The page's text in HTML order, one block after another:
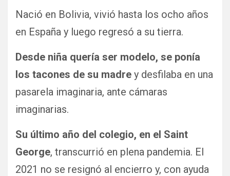
Nació en Bolivia, vivió hasta los ocho años
en España y luego regresó a su tierra.
Desde niña quería ser modelo, se ponía
los tacones de su madre y desfilaba en una
pasarela imaginaria, ante cámaras
imaginarias.
Su último año del colegio, en el Saint
George, transcurrió en plena pandemia. El
2021 no se resignó al encierro y, con ayuda